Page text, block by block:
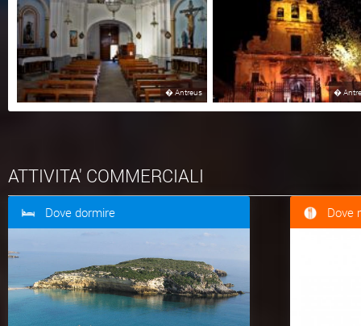
�Antreus �
ATTIVITA' COMMERCIALI
Dove dormire Dove